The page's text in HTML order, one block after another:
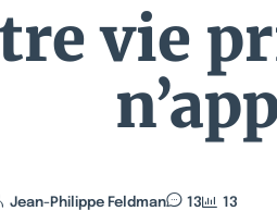
vie
Jean-Philippe Feldman 13 13